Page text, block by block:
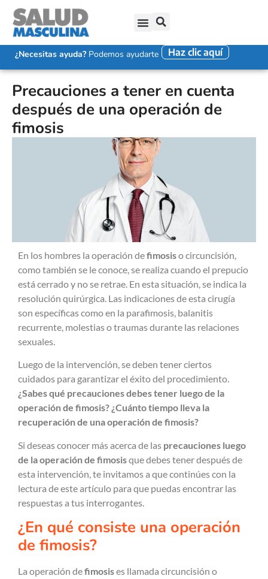
¿Necesitas ayuda?Podemos ayudarte Haz clic aquí
Precauciones a tener en cuenta
después de una operación de
fimosis
En los hombres la operación defimosiso circuncisión,
como también se le conoce, se realiza cuando el prepucio
está cerrado y no se retrae. En esta situación, se indica la
resolución quirúrgica. Las indicaciones de esta cirugía
son específicas como en la parafimosis, balanitis
recurrente, molestias o traumas durante las relaciones
sexuales.
Luego de la intervención, se deben tener ciertos
cuidados para garantizar el éxito del procedimiento.
¿Sabes qué precauciones debes tener luego de la
operación de fimosis? ¿Cuánto tiempo lleva la
recuperación de una operación de fimosis?
Si deseas conocer más acerca de las precauciones luego
de la operación de fimosisque debes tener después de
esta intervención, te invitamos a que continúes con la
lectura de este artículo para que puedas encontrar las
respuestas a tus interrogantes.
¿En qué consiste una operación
de fimosis?
La operación defimosises llamada circuncisión o